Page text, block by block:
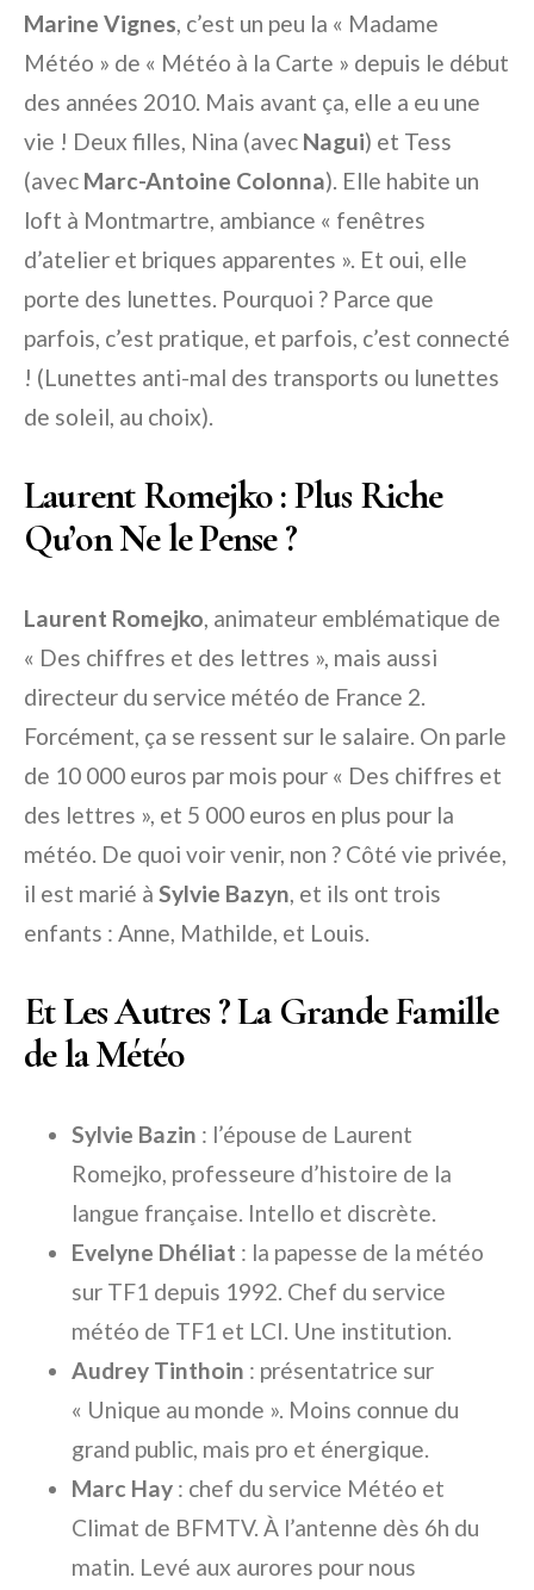
Marine Vignes , c’est un peu la « Madame
Météo » de « Météo à la Carte » depuis le début
des années 2010. Mais avant ça, elle a eu une
vie ! Deux filles, Nina (avec Nagui) et Tess
(avec Marc-Antoine Colonna). Elle habite un
loft à Montmartre, ambiance « fenêtres
d’atelier et briques apparentes ». Et oui, elle
porte des lunettes. Pourquoi ? Parce que
parfois, c’est pratique, et parfois, c’est connecté
! (Lunettes anti-mal des transports ou lunettes
de soleil, au choix).
Laurent Romejko : Plus Riche
Qu’on Ne le Pense ?
Laurent Romejko , animateur emblématique de
« Des chiffres et des lettres », mais aussi
directeur du service météo de France 2.
Forcément, ça se ressent sur le salaire. On parle
de 10 000 euros par mois pour « Des chiffres et
des lettres », et 5 000 euros en plus pour la
météo. De quoi voir venir, non ? Côté vie privée,
il est marié à Sylvie Bazyn , et ils ont trois
enfants : Anne, Mathilde, et Louis.
Et Les Autres ? La Grande Famille
de la Météo
Sylvie Bazin : l’épouse de Laurent
Romejko, professeure d’histoire de la
langue française. Intello et discrète.
Evelyne Dhéliat : la papesse de la météo
sur TF1 depuis 1992. Chef du service
météo de TF1 et LCI. Une institution.
Audrey Tinthoin : présentatrice sur
« Unique au monde ». Moins connue du
grand public, mais pro et énergique.
Marc Hay : chef du service Météo et
Climat de BFMTV. À l’antenne dès 6h du
matin. Levé aux aurores pour nous